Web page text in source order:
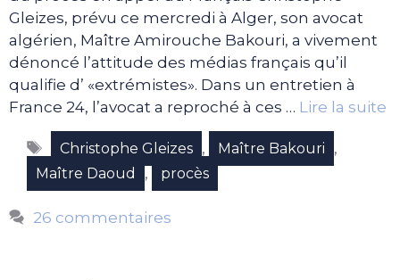
Gleizes, prévu ce mercredi à Alger, son avocat
algérien, Maître Amirouche Bakouri, a vivement
dénoncé l’attitude des médias français qu’il
qualifie d’ «extrémistes». Dans un entretien à
France 24, l’avocat a reproché à ces … Lire la suite
Étiquettes
Christophe Gleizes , Maître Bakouri ,
Maître Daoud , procès
26 commentaires